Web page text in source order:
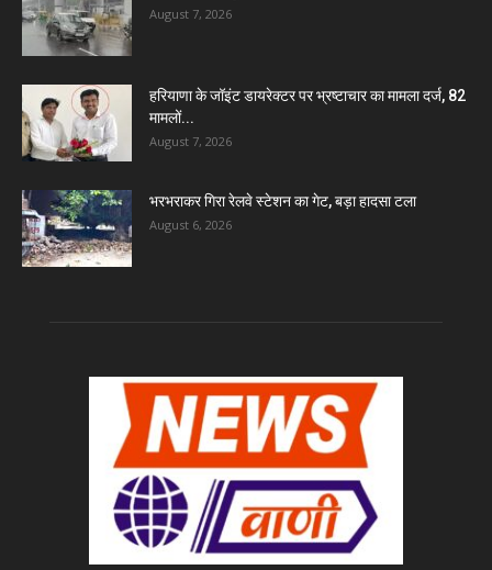
August 7, 2026
हरियाणा के जॉइंट डायरेक्टर पर भ्रष्टाचार का मामला दर्ज, 82
मामलों...
August 7, 2026
भरभराकर गिरा रेलवे स्टेशन का गेट, बड़ा हादसा टला
August 6, 2026